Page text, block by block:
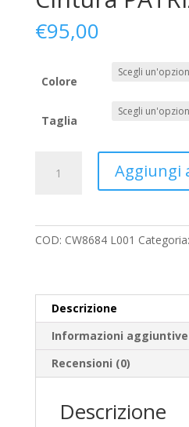
€95,00
Colore
Taglia
PATRIZIA
Aggiungi
COD: CW8684 L001 Categoria:
Descrizione
Informazioni aggiuntive
Recensioni (0)
Descrizione